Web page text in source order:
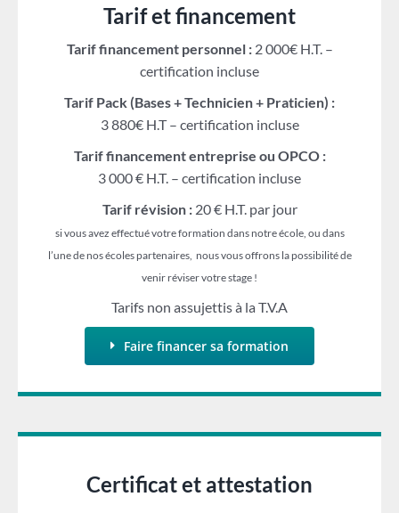
Tarif et financement
Tarif financement personnel : 2 000€ H.T. –
certification incluse
Tarif Pack (Bases + Technicien + Praticien) :
3 880€ H.T – certification incluse
Tarif financement entreprise ou OPCO :
3 000 € H.T. – certification incluse
Tarif révision : 20 € H.T. par jour
si vous avez effectué votre formation dans notre école, ou dans
l’une de nos écoles partenaires, nous vous offrons la possibilité de
venir réviser votre stage !
Tarifs non assujettis à la T.V.A
Faire financer sa formation
Certificat et attestation